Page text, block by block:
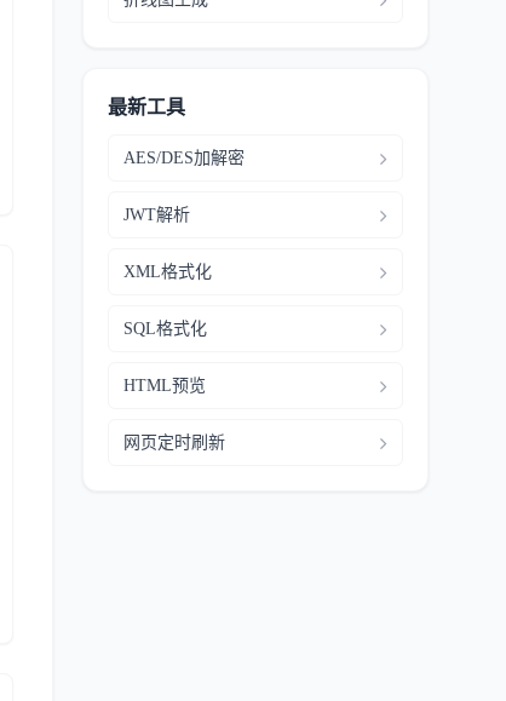
最新工具
AES/DES加解密
JWT解析
XML格式化
SQL格式化
HTML预览
网页定时刷新